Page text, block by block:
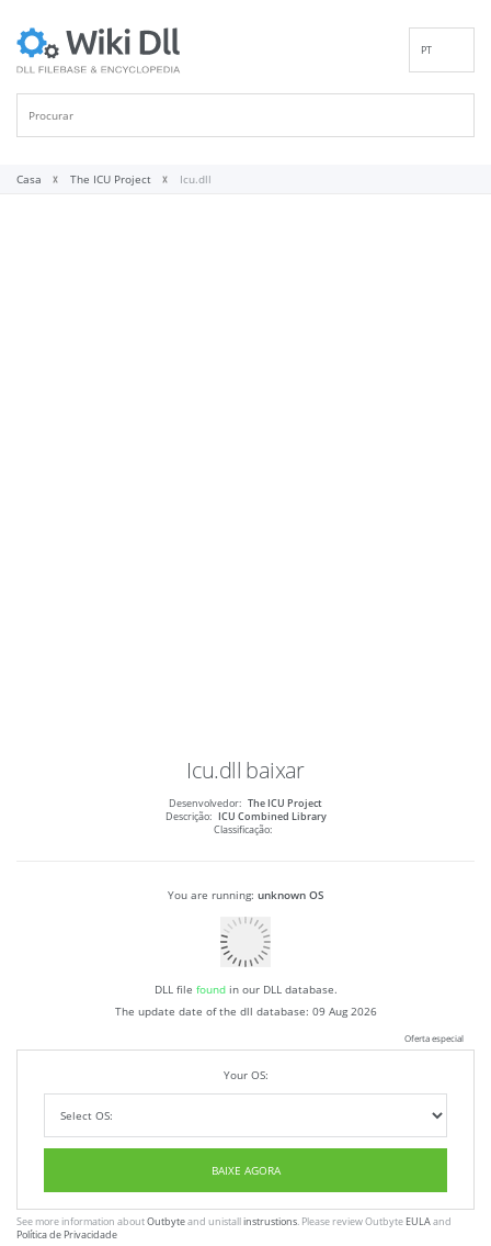
PT
Casa The ICU Project Icu.dll
Icu.dll baixar
Desenvolvedor: The ICU Project
Descrição: ICU Combined Library
Classificação:
You are running: unknown OS
DLL file foundin our DLL database.
The update date of the dll database: 09 Aug 2026
Oferta especial
Your OS:
BAIXE AGORA
See more information aboutOutbyteand unistallinstrustions. Please review Outbyte EULAand
Política de Privacidade